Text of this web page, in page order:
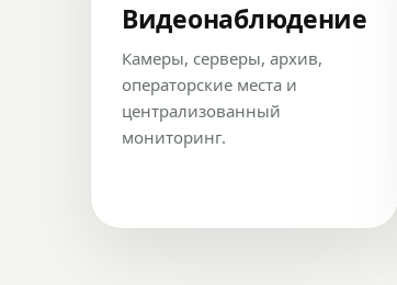
Видеонаблюдение
Камеры, серверы, архив,
операторские места и
централизованный
мониторинг.